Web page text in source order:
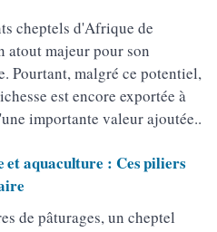
cheptels d'Afrique de
atout majeur pour son
Pourtant, malgré ce potentiel,
est encore exportée à
importante valeur ajoutée..
et aquaculture : Ces piliers
de pâturages, un cheptel